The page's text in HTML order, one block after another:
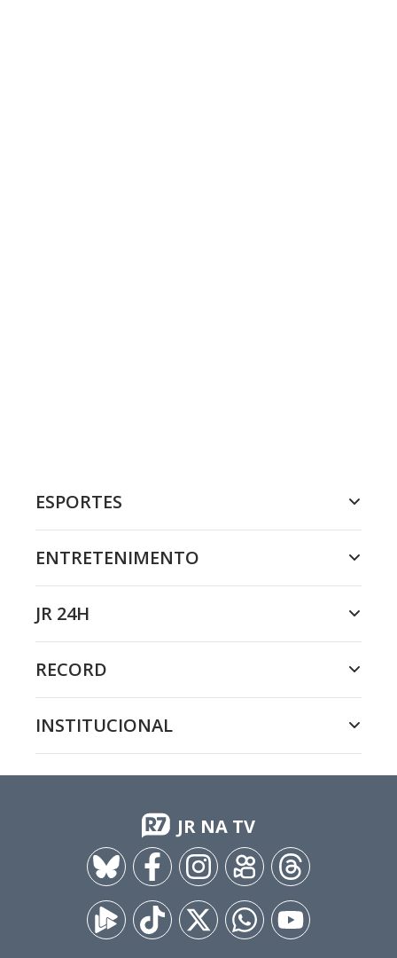
ESPORTES
ENTRETENIMENTO
JR 24H
RECORD
INSTITUCIONAL
JR NA TV